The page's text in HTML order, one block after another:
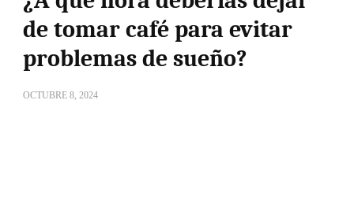
de tomar café para evitar
problemas de sueño?
OCTUBRE 8, 2024